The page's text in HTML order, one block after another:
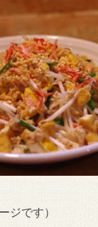
ジです）